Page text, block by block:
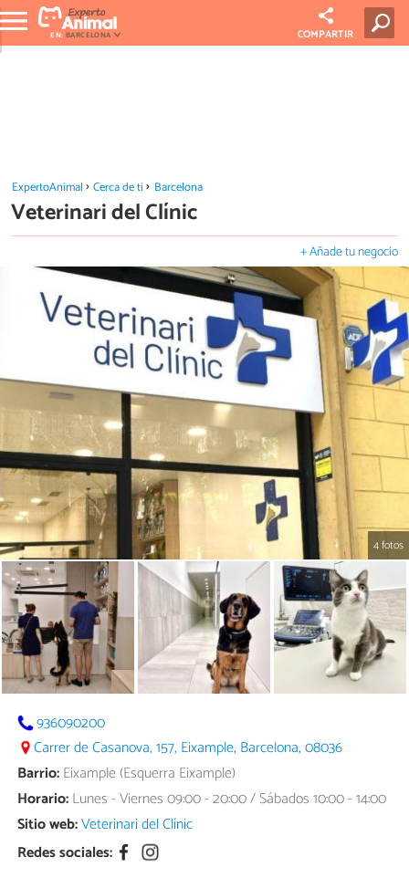
EN: BARCELONA COMPARTIR
ExpertoAnimal Cerca de ti Barcelona
Veterinari del Clínic
+ Añade tu negocio
4 fotos
936090200
Carrer de Casanova, 157, Eixample, Barcelona, 08036
Barrio:Eixample (Esquerra Eixample)
Horario:Lunes - Viernes 09:00 - 20:00 / Sábados 10:00 - 14:00
Sitio web:Veterinari del Clínic
Redes sociales: